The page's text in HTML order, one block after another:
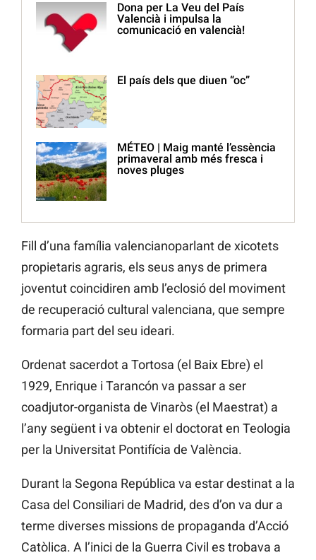
Dona per La Veu del País
Valencià i impulsa la
comunicació en valencià!
El país dels que diuen “oc”
MÉTEO | Maig manté l’essència
primaveral amb més fresca i
noves pluges
Fill d’una família valencianoparlant de xicotets
propietaris agraris, els seus anys de primera
joventut coincidiren amb l’eclosió del moviment
de recuperació cultural valenciana, que sempre
formaria part del seu ideari.
Ordenat sacerdot a Tortosa (el Baix Ebre) el
1929, Enrique i Tarancón va passar a ser
coadjutor-organista de Vinaròs (el Maestrat) a
l’any següent i va obtenir el doctorat en Teologia
per la Universitat Pontifícia de València.
Durant la Segona República va estar destinat a la
Casa del Consiliari de Madrid, des d’on va dur a
terme diverses missions de propaganda d’Acció
Catòlica. A l’inici de la Guerra Civil es trobava a